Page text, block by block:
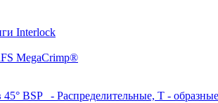
Interlock
MegaCrimp®
45° BSP - Распределительные, Т -